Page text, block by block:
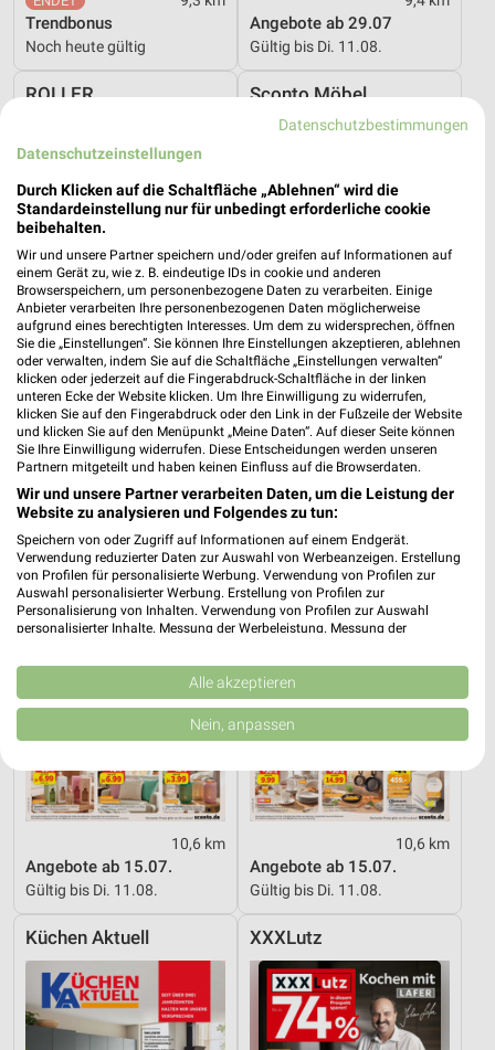
Trendbonus
Noch heute gültig
Angebote ab 29.07
Gültig bis Di. 11.08.
ROLLER
10,2 km
Gartenliebe
Gültig bis Sa. 26.09.
Sconto Möbel
10,6 km
Angebote ab 15.07.
Gültig bis Di. 11.08.
Sconto Möbel
10,6 km
Angebote ab 15.07.
Gültig bis Di. 11.08.
Sconto Möbel
10,6 km
Angebote ab 15.07.
Gültig bis Di. 11.08.
Küchen Aktuell XXXLutz
Datenschutzbestimmungen
Datenschutzeinstellungen
Durch Klicken auf die Schaltfläche „Ablehnen“ wird die
Standardeinstellung nur für unbedingt erforderliche cookie
beibehalten.
Wir und unsere Partner speichern und/oder greifen auf Informationen auf
einem Gerät zu, wie z. B. eindeutige IDs in cookie und anderen
Browserspeichern, um personenbezogene Daten zu verarbeiten. Einige
Anbieter verarbeiten Ihre personenbezogenen Daten möglicherweise
aufgrund eines berechtigten Interesses. Um dem zu widersprechen, öffnen
Sie die „Einstellungen“. Sie können Ihre Einstellungen akzeptieren, ablehnen
oder verwalten, indem Sie auf die Schaltfläche „Einstellungen verwalten“
klicken oder jederzeit auf die Fingerabdruck-Schaltfläche in der linken
unteren Ecke der Website klicken. Um Ihre Einwilligung zu widerrufen,
klicken Sie auf den Fingerabdruck oder den Link in der Fußzeile der Website
und klicken Sie auf den Menüpunkt „Meine Daten“. Auf dieser Seite können
Sie Ihre Einwilligung widerrufen. Diese Entscheidungen werden unseren
Partnern mitgeteilt und haben keinen Einfluss auf die Browserdaten.
Wir und unsere Partner verarbeiten Daten, um die Leistung der
Website zu analysieren und Folgendes zu tun:
Speichern von oder Zugriff auf Informationen auf einem Endgerät.
Verwendung reduzierter Daten zur Auswahl von Werbeanzeigen. Erstellung
von Profilen für personalisierte Werbung. Verwendung von Profilen zur
Auswahl personalisierter Werbung. Erstellung von Profilen zur
Personalisierung von Inhalten. Verwendung von Profilen zur Auswahl
personalisierter Inhalte. Messung der Werbeleistung. Messung der
Kombinationen von Daten aus verschiedenen Quellen. Entwicklung und
Verbesserung der Angebote. Verwendung reduzierter Daten zur Auswahl
von Inhalten.
Daten können außerhalb der Europäischen Union weitergegeben und in die
USA gesendet werden.
Website/App.
Partnerliste anzeigen (1 IAB-Anbieter)
Wir nutzen Ihre Daten für folgende Zwecke:
IAB-Verarbeitungszwecke:
Speichern von oder Zugriff auf Informationen
Verwendung reduzierter Daten zur Auswahl von
Werbeanzeigen
Erstellung von Profilen für personalisierte
Werbung
Alle akzeptieren
Nein, anpassen